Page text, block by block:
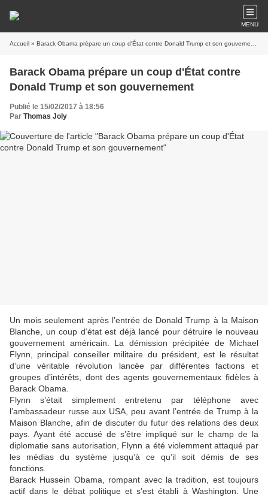
MENU
Accueil » Barack Obama prépare un coup d'État contre Donald Trump et son gouvernement
Barack Obama prépare un coup d'État contre
Donald Trump et son gouvernement
Publié le 15/02/2017 à 18:56
Par Thomas Joly
Un mois seulement après l’entrée de Donald Trump à la Maison
Blanche, un coup d’état est déjà lancé pour détruire le nouveau
gouvernement américain. La démission précipitée de Michael
Flynn, principal conseiller militaire du président, est le résultat
d’une véritable révolution lancée par différentes factions et
groupes d’intérêts, dont des agents gouvernementaux fidèles à
Barack Obama.
Flynn s’était simplement entretenu par téléphone avec
l’ambassadeur russe aux USA, peu avant l’entrée de Trump à la
Maison Blanche, afin de discuter du futur des relations des deux
pays. Ayant été accusé de s’être impliqué sur le champ de la
diplomatie sans autorisation, Flynn a été violemment attaqué par
les médias du système jusqu’à ce qu’il soit démis de ses
fonctions.
Barack Hussein Obama, rompant avec la tradition, est toujours
actif dans le débat politique et s’est établi à Washington. Une